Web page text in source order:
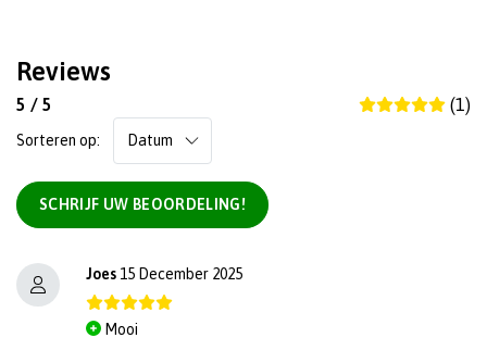
Reviews
5 / 5 (1)
Sorteren op:
SCHRIJF UW BEOORDELING!
Joes 15 December 2025
Mooi